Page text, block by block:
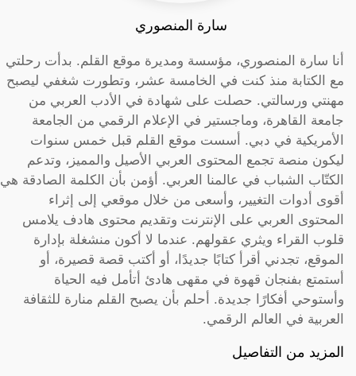
سارة المنصوري
أنا سارة المنصوري، مؤسسة ومديرة موقع القلم. بدأت رحلتي
مع الكتابة منذ كنت في الخامسة عشر، وتطورت شغفي ليصبح
مهنتي ورسالتي. حصلت على شهادة في الأدب العربي من
جامعة القاهرة، وماجستير في الإعلام الرقمي من الجامعة
الأمريكية في دبي. أسست موقع القلم قبل خمس سنوات
ليكون منصة تجمع المحتوى العربي الأصيل والمميز، وتدعم
الكتّاب الشباب في عالمنا العربي. أؤمن بأن الكلمة الصادقة هي
أقوى أدوات التغيير، وأسعى من خلال موقعي إلى إثراء
المحتوى العربي على الإنترنت وتقديم محتوى هادف يلامس
قلوب القراء ويثري عقولهم. عندما لا أكون منشغلة بإدارة
الموقع، تجدني أقرأ كتابًا جديدًا، أو أكتب قصة قصيرة، أو
أستمتع بفنجان قهوة في مقهى هادئ أتأمل فيه الحياة
وأستوحي أفكارًا جديدة. أحلم بأن يصبح القلم منارة للثقافة
العربية في العالم الرقمي.
المزيد من التفاصيل